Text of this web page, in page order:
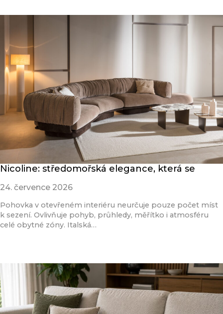
Nicoline: středomořská elegance, která se
24. července 2026
Pohovka v otevřeném interiéru neurčuje pouze počet míst
k sezení. Ovlivňuje pohyb, průhledy, měřítko i atmosféru
celé obytné zóny. Italská…